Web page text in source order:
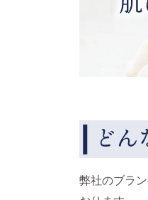
弊社のブラン